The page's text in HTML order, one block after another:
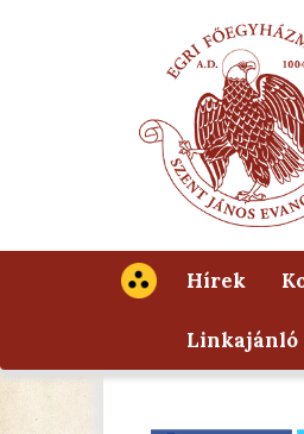
Hírek
Linkajánló